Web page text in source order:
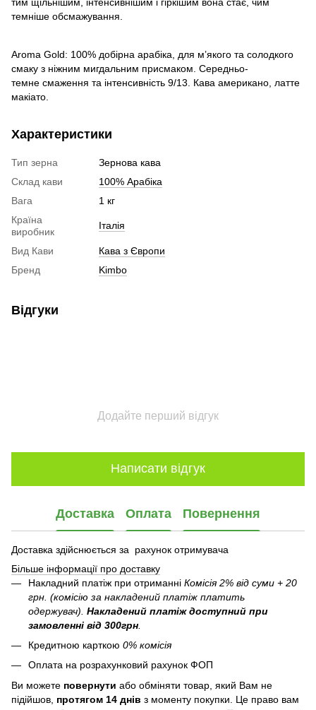
темніше обсмажування.
Aroma Gold: 100% добірна арабіка, для м’якого та солодкого
смаку з ніжним мигдальним присмаком. Середньо-
темне смаження та інтенсивність 9/13. Кава американо, латте
макіато.
Характеристики
Тип зерна
Зернова кава
Склад кави
100% Арабіка
Вага
1 кг
Країна
виробник
Італія
Вид Кави
Кава з Європи
Бренд
Kimbo
Відгуки
Додайте перший відгук
Написати відгук
Доставка Оплата Повернення
Доставка здійснюється за рахунок отримувача
Більше інформації про доставку
Накладний платіж при отриманні Комісія 2% від суми + 20
грн. (комісію за накладений платіж платить
одержувач). Накладений платіж доступний при
замовленні від 300грн
Кредитною карткою 0% комісія
Оплата на розрахунковий рахунок ФОП
Ви можете повернути або обміняти товар, який Вам не
підійшов, протягом 14 днів з моменту покупки. Це право вам